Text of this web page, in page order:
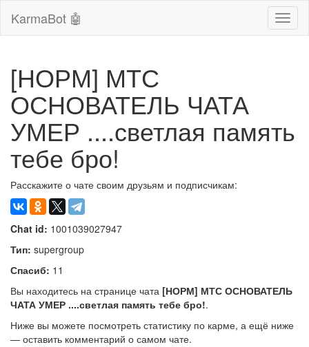
KarmaBot 🤖
[НОРМ] МТС
ОСНОВАТЕЛЬ ЧАТА
УМЕР ....светлая память
тебе бро!
Расскажите о чате своим друзьям и подписчикам:
Chat id: 1001039027947
Тип: supergroup
Спасиб: 11
Вы находитесь на странице чата [НОРМ] МТС ОСНОВАТЕЛЬ
ЧАТА УМЕР ....светлая память тебе бро!.
Ниже вы можете посмотреть статистику по карме, а ещё ниже
— оставить комментарий о самом чате.